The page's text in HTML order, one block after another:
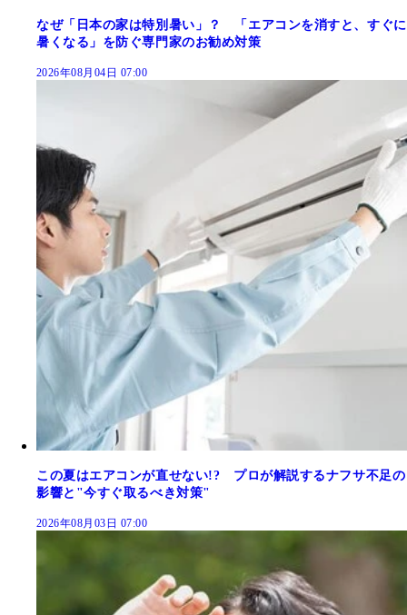
なぜ「日本の家は特別暑い」？ 「エアコンを消すと、すぐに
暑くなる」を防ぐ専門家のお勧め対策
2026年08月04日 07:00
この夏はエアコンが直せない!? プロが解説するナフサ不足の
影響と"今すぐ取るべき対策"
2026年08月03日 07:00